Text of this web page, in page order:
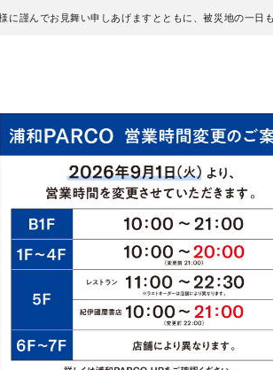
に謹んでお見舞い申しあげますとともに、被災地の一日